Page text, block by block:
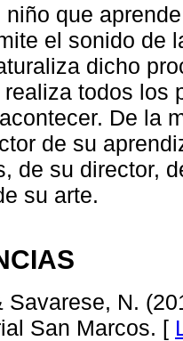
que
el sonido de
dicho
todos los
De la
de su
de su director,
su arte.
Savarese, N.
San Marcos. [